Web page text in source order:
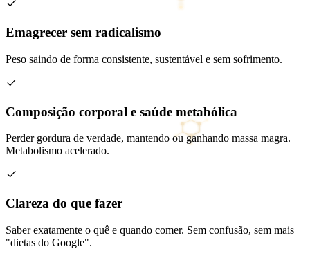
Emagrecer sem radicalismo
Peso saindo de forma consistente, sustentável e sem sofrimento.
Composição corporal e saúde metabólica
Perder gordura de verdade, mantendo ou ganhando massa magra.
Metabolismo acelerado.
Clareza do que fazer
Saber exatamente o quê e quando comer. Sem confusão, sem mais
"dietas do Google".